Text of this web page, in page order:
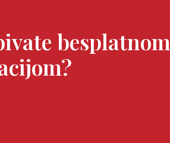
besplatnom